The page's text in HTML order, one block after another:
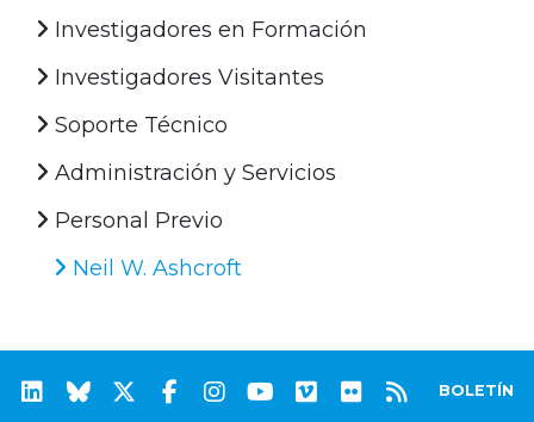
Investigadores en Formación
Investigadores Visitantes
Soporte Técnico
Administración y Servicios
Personal Previo
Neil W. Ashcroft
BOLETÍN